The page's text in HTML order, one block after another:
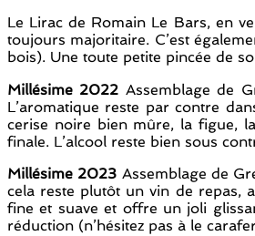
Le Lirac de Romain Le Bars, en
toujours majoritaire. C’est
bois). Une toute petite pincée de
Millésime 2022 Assemblage de
L’aromatique reste par contre
cerise noire bien mûre, la figue,
finale. L’alcool reste bien sous
Millésime 2023 Assemblage de
cela reste plutôt un vin de repas,
fine et suave et offre un joli
réduction (n’hésitez pas à le